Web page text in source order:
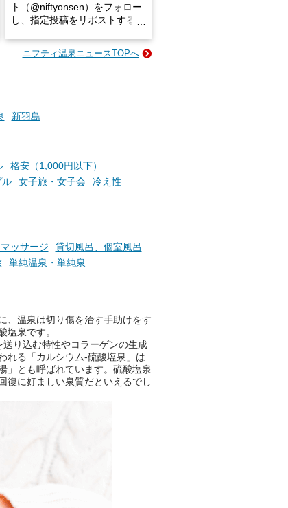
ト（@niftyonsen）をフォロー
し、指定投稿をリポストする
GIFT500円分をプレゼントい
ニフティ温泉ニュースTOPへ
新羽島
格安（1,000円以下）
ル 女子旅・女子会
冷え性
ッサージ
貸切風呂、個室風呂
単純温泉・単純泉
、温泉は切り傷を治す手助けをす
泉です。
り込む特性やコラーゲンの生成
れる「カルシウム-硫酸塩泉」は
」とも呼ばれています。硫酸塩泉
復に好ましい泉質だといえるでし